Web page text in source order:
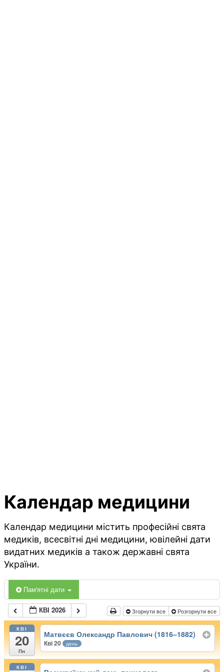
Календар медицини
Календар медицини містить професійні свята
медиків, всесвітні дні медицини, ювілейні дати
видатних медиків а також державні свята
України.
Пам'ятні дати
КВІ 2026 Згорнути все Розгорнути все
КВІ
20
Пн
Матвєєв Олександр Павлович (1816–1882)
Кві 20 день
КВІ